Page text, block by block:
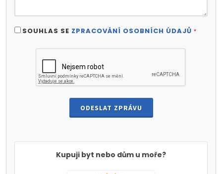
SOUHLAS SE ZPRACOVÁNÍ OSOBNÍCH ÚDAJŮ *
ODESLAT ZPRÁVU
Kupuji byt nebo dům u moře?